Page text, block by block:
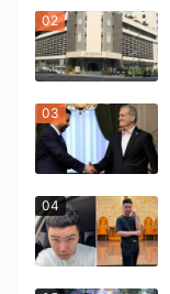
02
03
04